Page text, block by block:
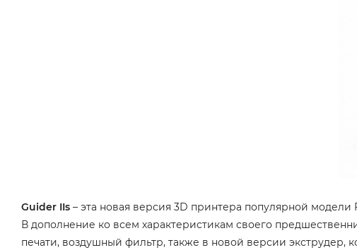
Guider IIs – эта новая версия 3D принтера популярной модели
В дополнение ко всем характеристикам своего
печати, воздушный фильтр, также в новой версии экструдер,